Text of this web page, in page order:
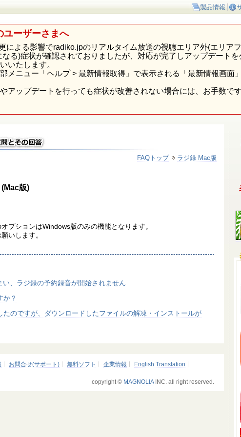
製品情報
ユーザーさまへ
による影響でradiko.jpのリアルタイム放送の視聴エリア外(エリア
る)症状が確認されておりましたが、対応が完了しアップデート
いたします。
メニュー「ヘルプ > 最新情報取得」で表示される「最新情報画面
アップデートを行っても症状が改善されない場合には、お手数で
FAQトップ ラジ録 Mac版
版)
プションはWindows版のみの機能となります。
いします。
、ラジ録の予約録音が開始されません
か？
のですが、ダウンロードしたファイルの解凍・インストールが
お問合せ(サポート) 無料ソフト 企業情報 English Translation
copyright © MAGNOLIAINC. all right reserved.